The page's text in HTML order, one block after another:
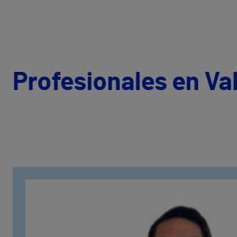
Profesionales en